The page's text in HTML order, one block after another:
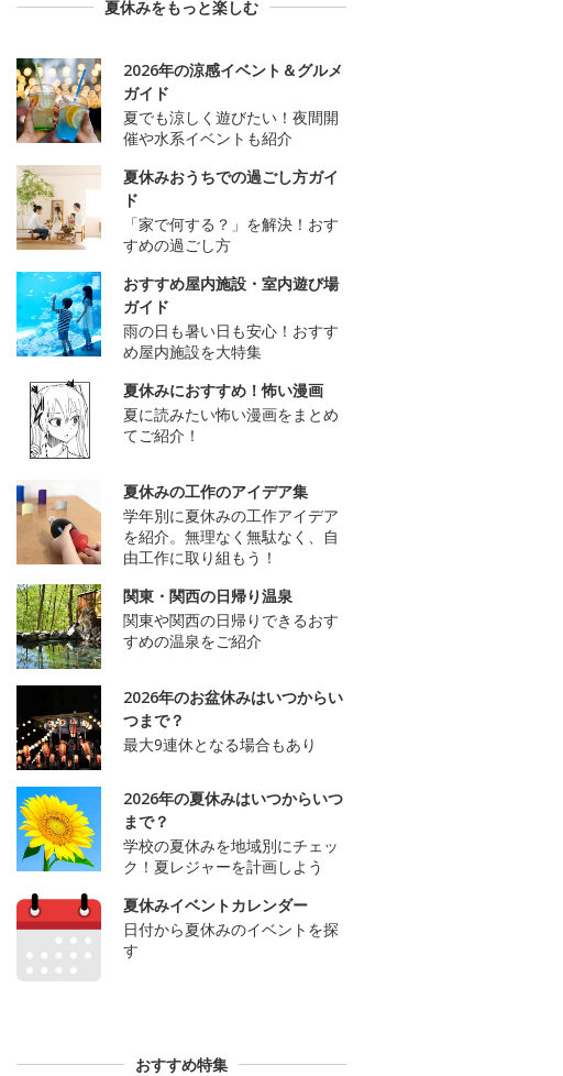
夏休みをもっと楽しむ
2026年の涼感イベント＆グルメ
ガイド
夏でも涼しく遊びたい！夜間開
催や水系イベントも紹介
夏休みおうちでの過ごし方ガイ
ド
「家で何する？」を解決！おす
すめの過ごし方
おすすめ屋内施設・室内遊び場
ガイド
雨の日も暑い日も安心！おすす
め屋内施設を大特集
夏休みにおすすめ！怖い漫画
夏に読みたい怖い漫画をまとめ
てご紹介！
夏休みの工作のアイデア集
学年別に夏休みの工作アイデア
を紹介。無理なく無駄なく、自
由工作に取り組もう！
関東・関西の日帰り温泉
関東や関西の日帰りできるおす
すめの温泉をご紹介
2026年のお盆休みはいつからい
つまで？
最大9連休となる場合もあり
2026年の夏休みはいつからいつ
まで？
学校の夏休みを地域別にチェッ
ク！夏レジャーを計画しよう
夏休みイベントカレンダー
日付から夏休みのイベントを探
す
おすすめ特集